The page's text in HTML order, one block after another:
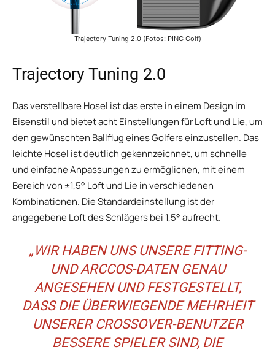
Trajectory Tuning 2.0 (Fotos: PING Golf)
Trajectory Tuning 2.0
Das verstellbare Hosel ist das erste in einem Design im
Eisenstil und bietet acht Einstellungen für Loft und Lie, um
den gewünschten Ballflug eines Golfers einzustellen. Das
leichte Hosel ist deutlich gekennzeichnet, um schnelle
und einfache Anpassungen zu ermöglichen, mit einem
Bereich von ±1,5° Loft und Lie in verschiedenen
Kombinationen. Die Standardeinstellung ist der
angegebene Loft des Schlägers bei 1,5° aufrecht.
„WIR HABEN UNS UNSERE FITTING-
UND ARCCOS-DATEN GENAU
ANGESEHEN UND FESTGESTELLT,
DASS DIE ÜBERWIEGENDE MEHRHEIT
UNSERER CROSSOVER-BENUTZER
BESSERE SPIELER SIND, DIE